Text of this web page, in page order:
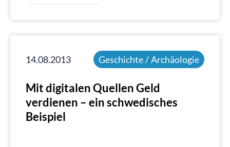
14.08.2013 Geschichte / Archäologie
Mit digitalen Quellen Geld
verdienen – ein schwedisches
Beispiel